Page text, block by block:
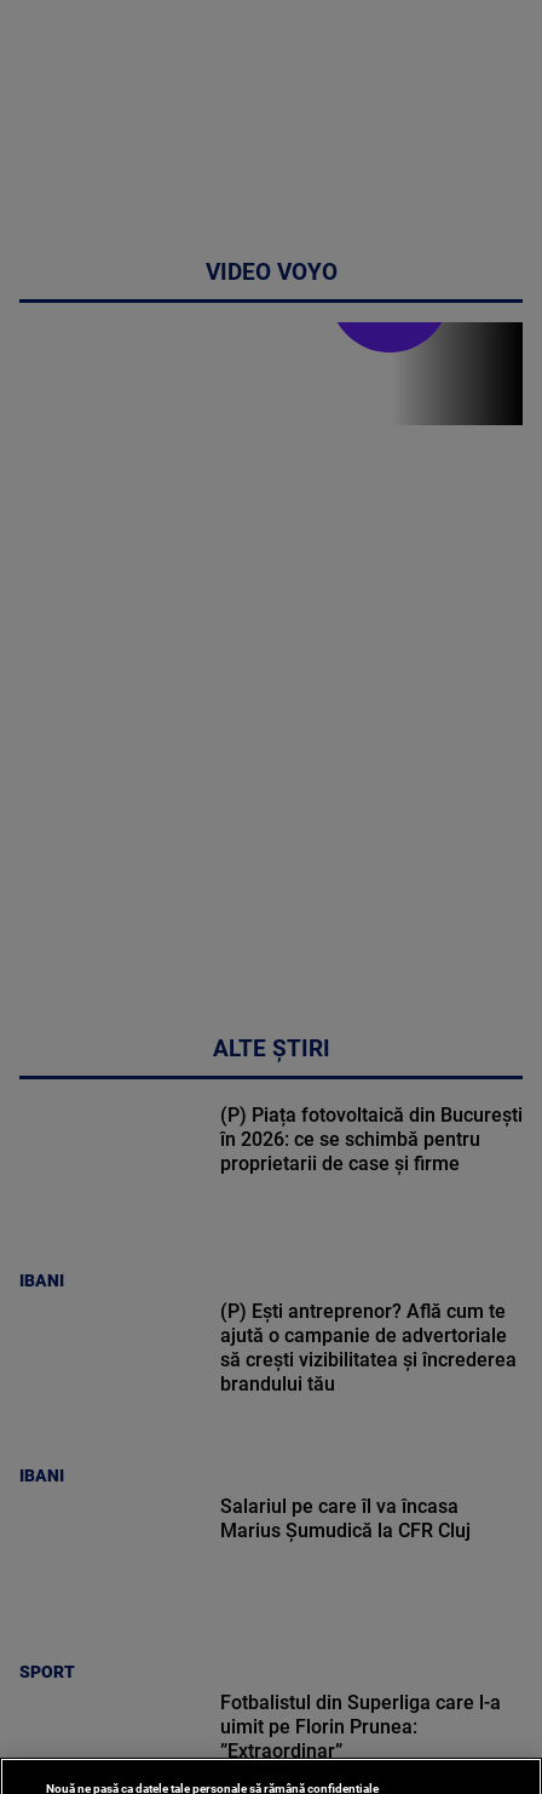
VIDEO VOYO
Stirile PRO TV
ALTE ȘTIRI
IBANI
(P) Piața fotovoltaică din București
în 2026: ce se schimbă pentru
proprietarii de case și firme
IBANI
(P) Ești antreprenor? Află cum te
ajută o campanie de advertoriale
să crești vizibilitatea și încrederea
brandului tău
SPORT
Salariul pe care îl va încasa
Marius Șumudică la CFR Cluj
Fotbalistul din Superliga care l-a
uimit pe Florin Prunea:
”Extraordinar”
Nouă ne pasă ca datele tale personale să rămână confidențiale